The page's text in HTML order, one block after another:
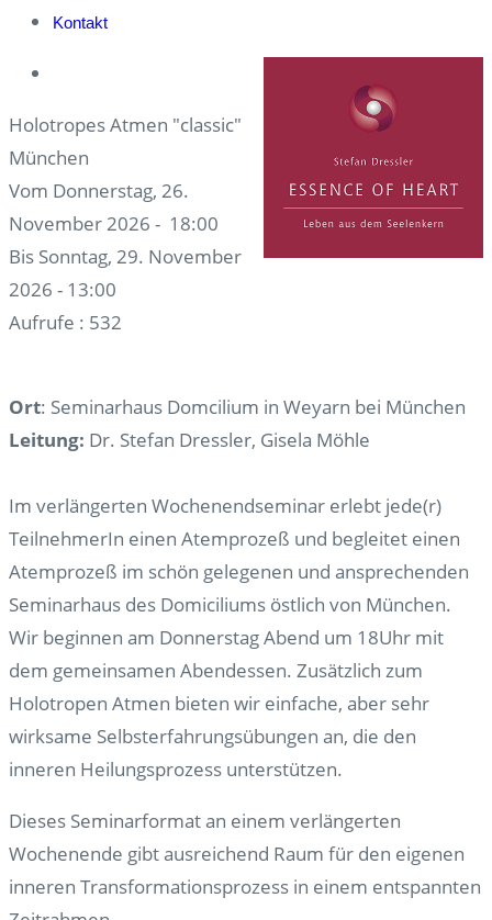
Kontakt
Holotropes Atmen "classic"
München
Vom Donnerstag, 26.
November 2026 - 18:00
Bis Sonntag, 29. November
2026 - 13:00
Aufrufe : 532
Ort: Seminarhaus Domcilium in Weyarn bei München
Leitung: Dr. Stefan Dressler, Gisela Möhle
Im verlängerten Wochenendseminar erlebt jede(r)
TeilnehmerIn einen Atemprozeß und begleitet einen
Atemprozeß im schön gelegenen und ansprechenden
Seminarhaus des Domiciliums östlich von München.
Wir beginnen am Donnerstag Abend um 18Uhr mit
dem gemeinsamen Abendessen. Zusätzlich zum
Holotropen Atmen bieten wir einfache, aber sehr
wirksame Selbsterfahrungsübungen an, die den
inneren Heilungsprozess unterstützen.
Dieses Seminarformat an einem verlängerten
Wochenende gibt ausreichend Raum für den eigenen
inneren Transformationsprozess in einem entspannten